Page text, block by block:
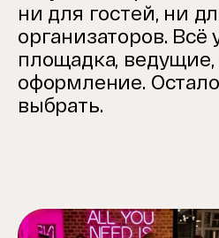
ни для гостей, ни
организаторов. Всё
площадка,
оформление.
выбрать.